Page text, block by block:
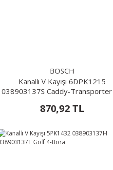
BOSCH
Kanallı V Kayışı 6DPK1215
038903137S Caddy-
870,92 TL